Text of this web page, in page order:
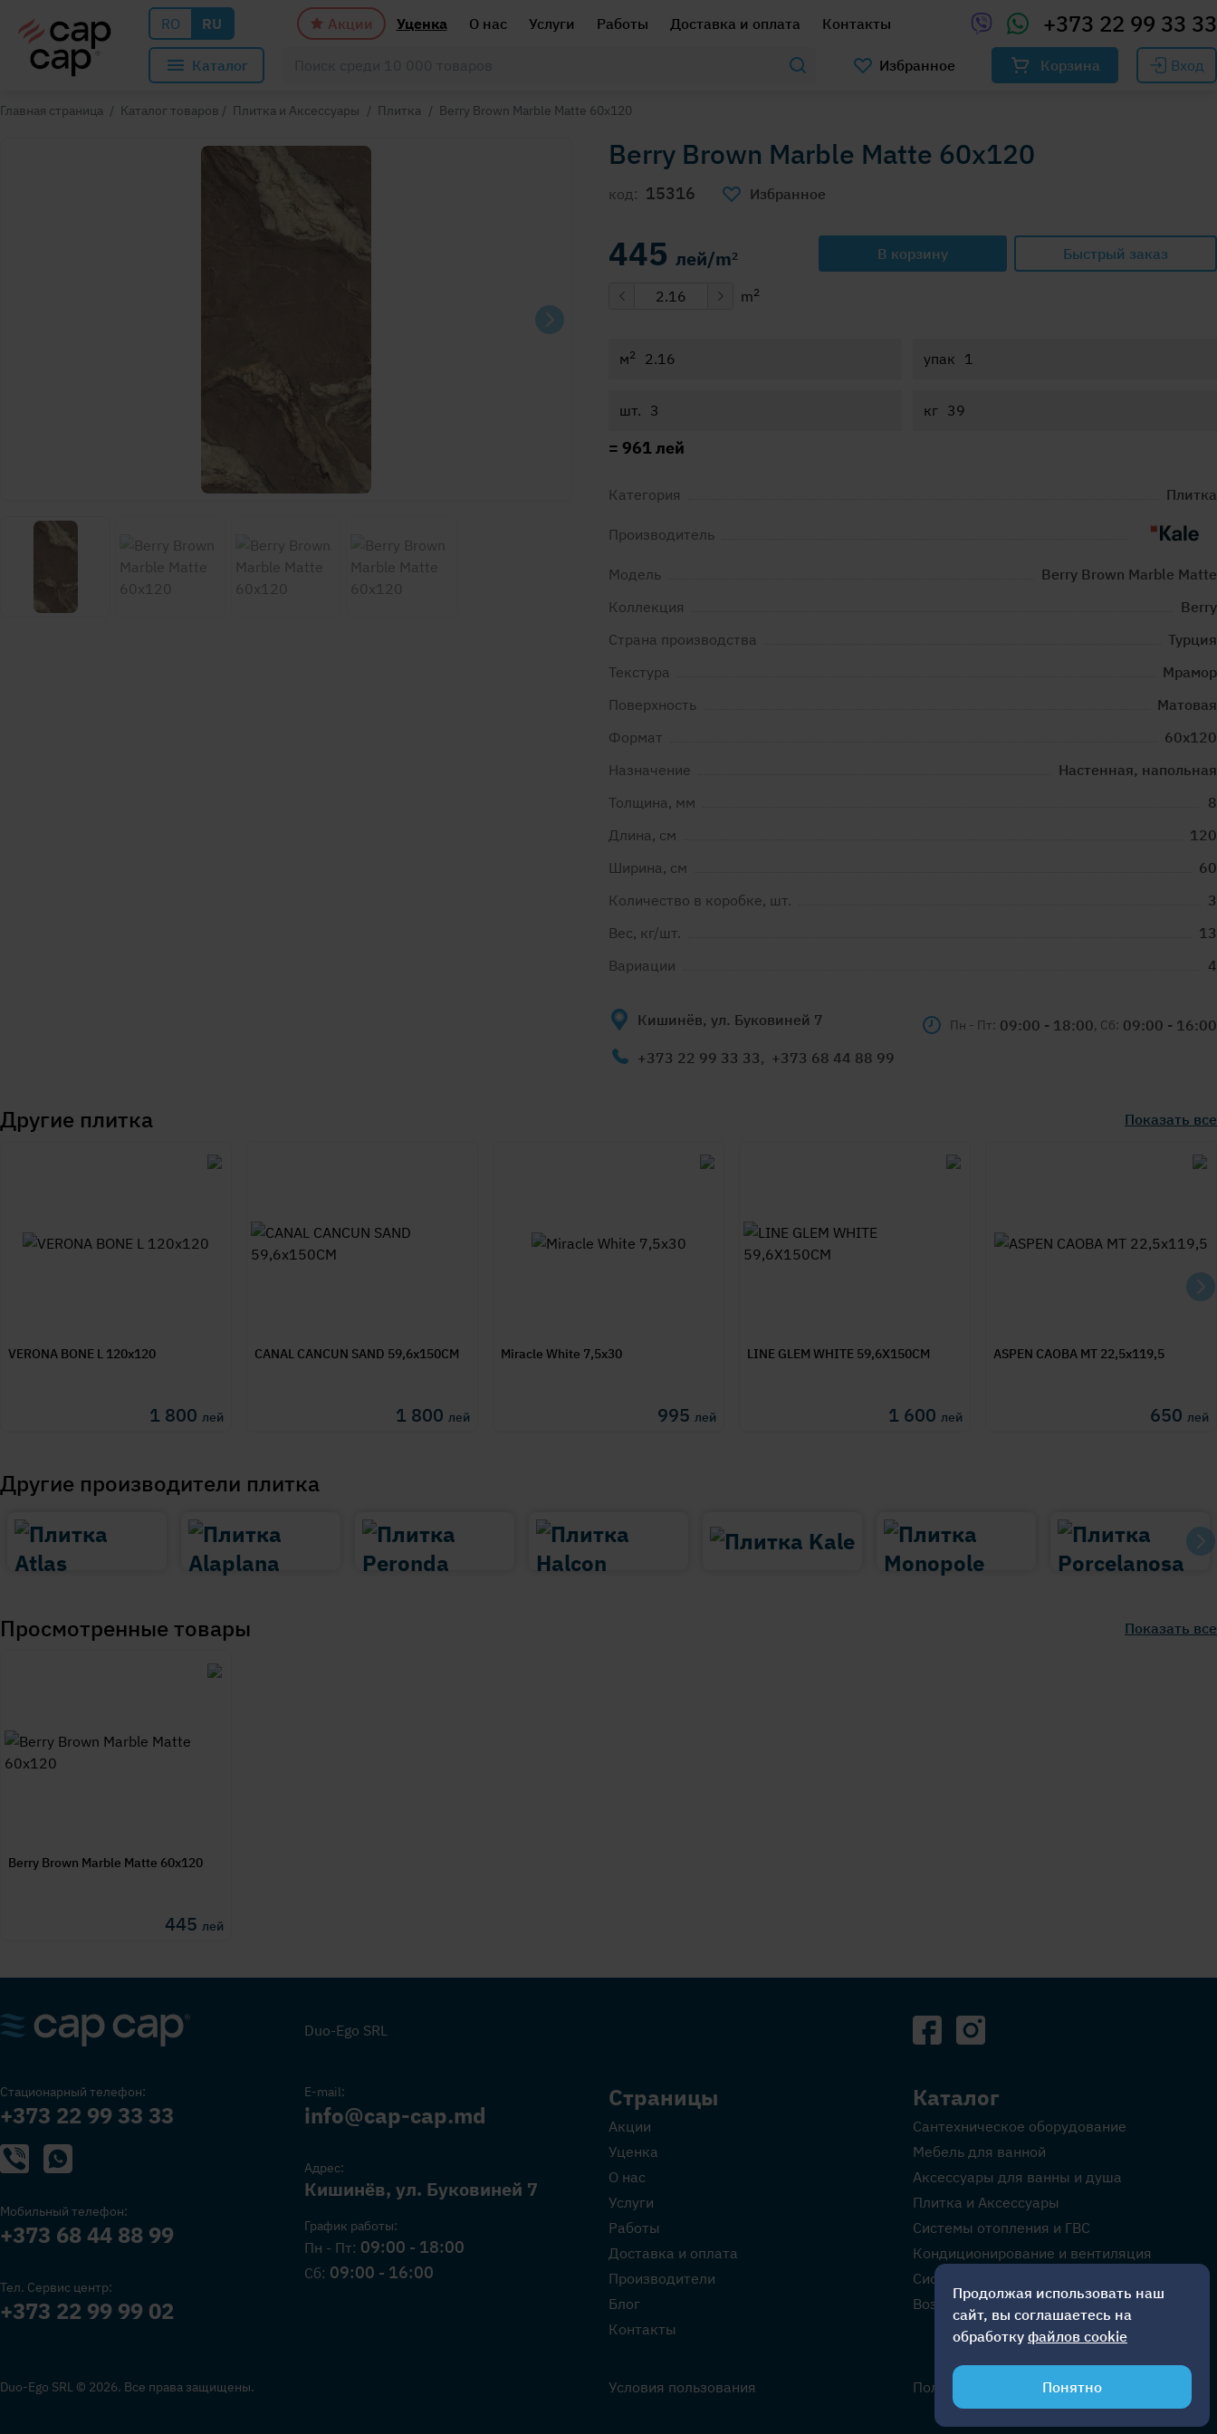
RO RU Акции Уценка О нас Услуги Работы Доставка и оплата Контакты +373 22 99 33 33
Каталог Избранное Корзина Вход
Главная страница / Каталог товаров / Плитка и Аксессуары / Плитка / Berry Brown Marble Matte 60x120
Berry Brown Marble Matte 60x120
код: 15316 Избранное
445 лей/m2 В корзину Быстрый заказ
m2
м2 упак
шт. кг
= 961лей
Категория Плитка
Производитель
Модель
Berry Brown Marble Matte
Коллекция
Berry
Страна производства
Турция
Текстура
Мрамор
Поверхность
Матовая
Формат
60x120
Назначение
Настенная, напольная
Толщина, мм
8
Длина, см
120
Ширина, см
60
Количество в коробке, шт.
3
Вес, кг/шт.
13
Вариации
4
Кишинёв, ул. Буковиней 7 Пн - Пт: 09:00 - 18:00, Сб: 09:00 - 16:00
+373 22 99 33 33, +373 68 44 88 99
Другие плитка Показать все
VERONA BONE L 120x120
1 800 лей
CANAL CANCUN SAND 59,6x150CM
1 800 лей
Miracle White 7,5x30
995 лей
LINE GLEM WHITE 59,6X150CM
1 600 лей
ASPEN CAOBA MT 22,5x119,5
650 лей
Другие производители плитка
Просмотренные товары Показать все
Berry Brown Marble Matte 60x120
445 лей
Duo-Ego SRL
Стационарный телефон:
+373 22 99 33 33
Мобильный телефон:
+373 68 44 88 99
Тел. Сервис центр:
+373 22 99 99 02
E-mail:
info@cap-cap.md
Адрес:
Кишинёв, ул. Буковиней 7
График работы:
Пн - Пт: 09:00 - 18:00
Сб: 09:00 - 16:00
Страницы
Акции
Уценка
О нас
Услуги
Работы
Доставка и оплата
Производители
Блог
Контакты
Каталог
Сантехническое оборудование
Мебель для ванной
Аксессуары для ванны и душа
Плитка и Аксессуары
Системы отопления и ГВС
Кондиционирование и вентиляция
Системы водоснабжения
Возобновляемая энергия
Duo-Ego SRL © 2026. Все права защищены. Условия пользования Политика конфиденциальности
Продолжая использовать наш
сайт, вы соглашаетесь на
обработку файлов cookie
Понятно